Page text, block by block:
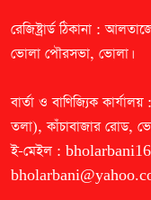
রেজিষ্ট্রার্ড ঠিকানা :
ভোলা পৌরসভা, ভোলা।
বার্তা ও বাণিজ্যিক
তলা), কাঁচাবাজার রোড,
ই-মেইল :